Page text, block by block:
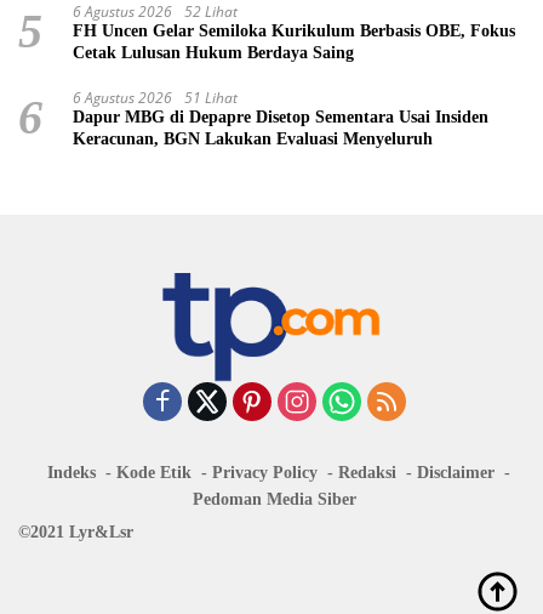
5 6 Agustus 2026 52 Lihat
FH Uncen Gelar Semiloka Kurikulum Berbasis OBE, Fokus
Cetak Lulusan Hukum Berdaya Saing
6 6 Agustus 2026 51 Lihat
Dapur MBG di Depapre Disetop Sementara Usai Insiden
Keracunan, BGN Lakukan Evaluasi Menyeluruh
Indeks Kode Etik Privacy Policy Redaksi
Disclaimer
Pedoman Media Siber
©2021 Lyr&Lsr